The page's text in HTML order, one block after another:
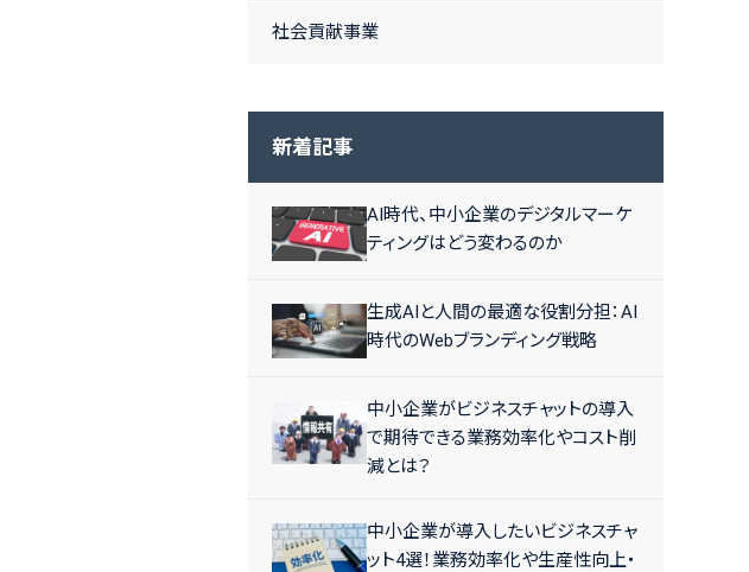
社会貢献事業
新着記事
AI時代、中小企業のデジタルマーケ
ティングはどう変わるのか
生成AIと人間の最適な役割分担：AI
時代のWebブランディング戦略
中小企業がビジネスチャットの導入
で期待できる業務効率化やコスト削
減とは？
中小企業が導入したいビジネスチャ
ット4選！業務効率化や生産性向上・